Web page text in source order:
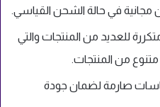
في حالة الشحن القياسي.
للعديد من المنتجات والتي
صارمة لضمان جودة